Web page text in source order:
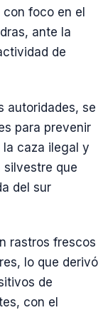
foco en el
ante la
de
autoridades, se
para prevenir
la caza ilegal y
que
del sur
rastros frescos
lo que derivó
de
con el